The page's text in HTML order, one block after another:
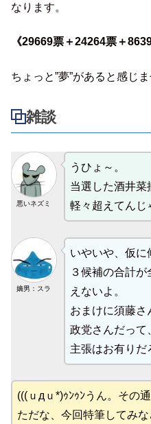
なります。
《29669票＋24264票＋
ちょっと”夢”があると感じ
雑談
悪いネズミ
うひょ～。
当選した酒井菜
軽々超えてんじ
嫡男：スラ
いやいや、仮に
３候補の合計
えないよ。
おまけに須藤さ
政党さんだって
主張はお有りだ
(((ｕдｕ*)ｩﾝｩﾝうん。その通
ただな、今回特筆してみ